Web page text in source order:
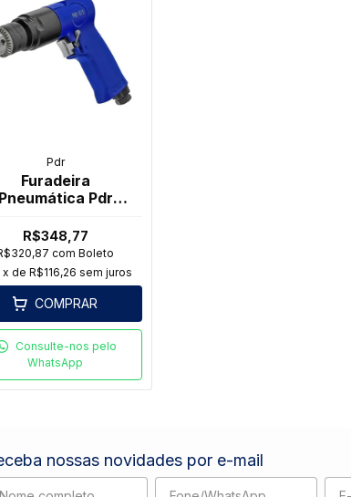
Pdr
Furadeira
Pneumática Pdr
3/8
R$348,77
com Boleto
x deR$116,26 sem juros
COMPRAR
Consulte-nos pelo
WhatsApp
nossas novidades por e-mail